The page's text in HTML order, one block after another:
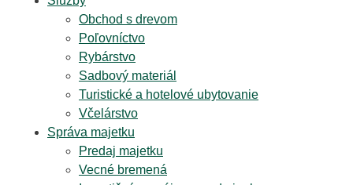
Obchod s drevom
Poľovníctvo
Rybárstvo
Sadbový materiál
Turistické a hotelové ubytovanie
Včelárstvo
Správa majetku
Predaj majetku
Vecné bremená